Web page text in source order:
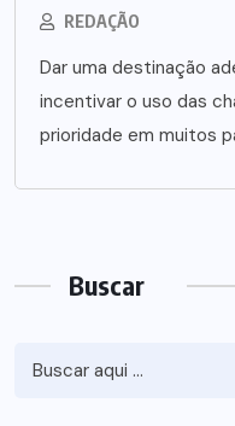
REDAÇÃO
Dar uma destinação
incentivar o uso das
prioridade em muitos
Buscar